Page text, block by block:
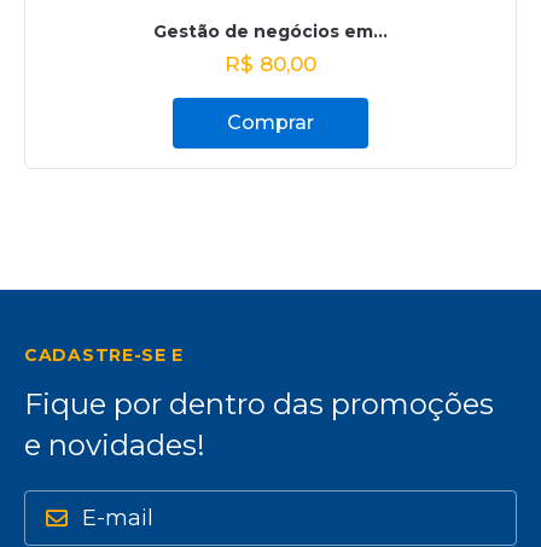
Gestão de negócios em...
R$ 80,00
Comprar
CADASTRE-SE E
Fique por dentro das promoções
e novidades!